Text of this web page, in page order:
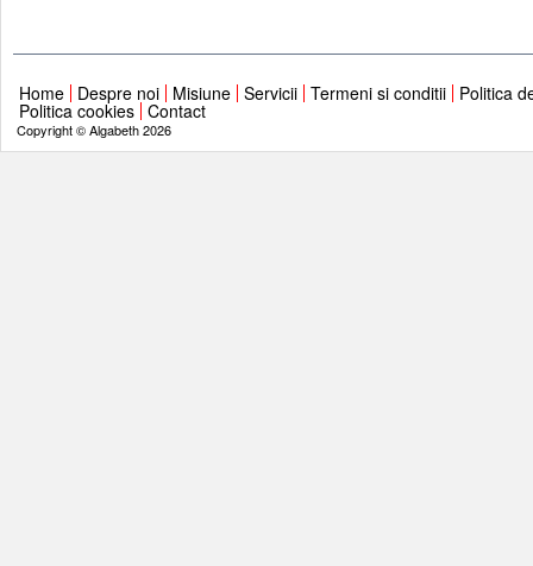
Home Despre noi Misiune Servicii Termeni si conditii Politica
Politica cookies Contact
Copyright © Algabeth 2026